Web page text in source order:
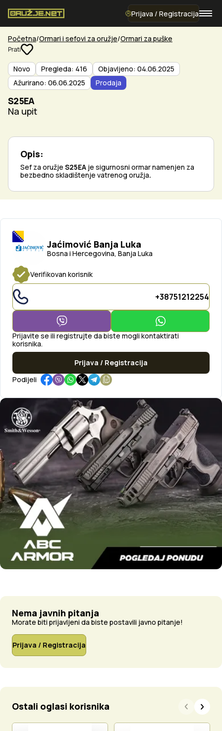
Prijava / Registracija
Početna Ormari i sefovi za oružje Ormari za puške
Prati
Novo Pregleda: 416
Objavljeno: 04.06.2025
Ažurirano: 06.06.2025
Prodaja
S25EA
Na upit
Opis:
Sef za oružje S25EA je sigurnosni ormar namenjen za
bezbedno skladištenje vatrenog oružja.
Jaćimović Banja Luka
Bosna i Hercegovina, Banja Luka
Verifikovan korisnik
+38751212254
Prijavite se ili registrujte da biste mogli kontaktirati
korisnika.
Prijava / Registracija
Podijeli
Nema javnih pitanja
Morate biti prijavljeni da biste postavili javno pitanje!
Prijava / Registracija
Ostali oglasi korisnika